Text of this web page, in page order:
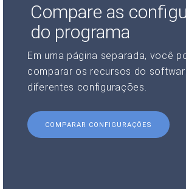
Compare as
do programa
Em uma página separada, você
comparar os recursos do
diferentes configurações.
COMPARAR CONFIGURAÇÕES